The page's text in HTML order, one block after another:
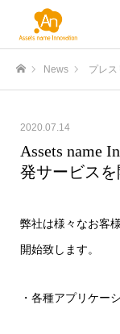
News プレス
2020.07.14
Assets name
発サービスを
弊社は様々なお客
開始致します。
・各種アプリケー